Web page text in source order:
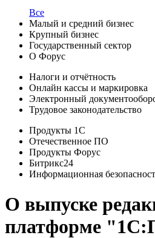
Все
Малый и средний бизнес
Крупный бизнес
Государственный сектор
О Форус
Налоги и отчётность
Онлайн кассы и маркировка
Электронный
Трудовое законодательство
Продукты 1С
Отечественное ПО
Продукты Форус
Битрикс24
Информационная
О выпуске
платформе